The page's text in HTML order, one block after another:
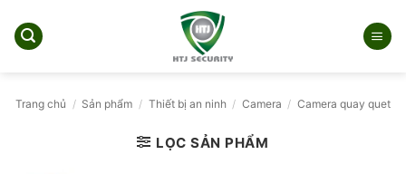
qua
Trang chủ / Sản phẩm / Thiết bị an ninh / Camera / Camera quay quet
LỌC SẢN PHẨM